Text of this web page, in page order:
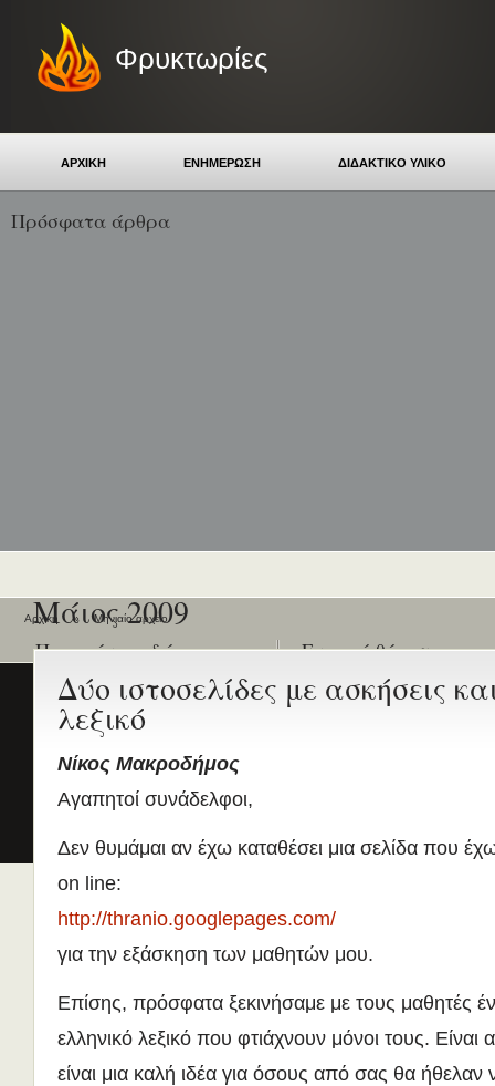
Φρυκτωρίες
ΑΡΧΙΚΗ ΕΝΗΜΕΡΩΣΗ ΔΙΔΑΚΤΙΚΟ ΥΛΙΚΟ
Πρόσφατα άρθρα
Μάιος 2009
Δύο ιστοσελίδες με ασκήσεις
λεξικό
Νίκος Μακροδήμος
Αγαπητοί συνάδελφοι,
Δεν θυμάμαι αν έχω καταθέσει μια σελίδα που
on line:
http://thranio.googlepages.com/
για την εξάσκηση των μαθητών μου.
Επίσης, πρόσφατα ξεκινήσαμε με τους μαθητές
ελληνικό λεξικό που φτιάχνουν μόνοι τους. Είναι
είναι μια καλή ιδέα για όσους από σας θα ήθελαν
Αρχική » Μηνιαίο αρχείο
Ποιοι είναι εδώ
Είναι εδώ αυτή τη στιγμή0 χρήστες
0 επισκέπτες
Ενεργά θέματα
Διδασκαλία της Ελληνικής ως
Πρώτο Διεθνές Συνέδριο
Εδώ Πολυτεχνείο!
περισσότερα